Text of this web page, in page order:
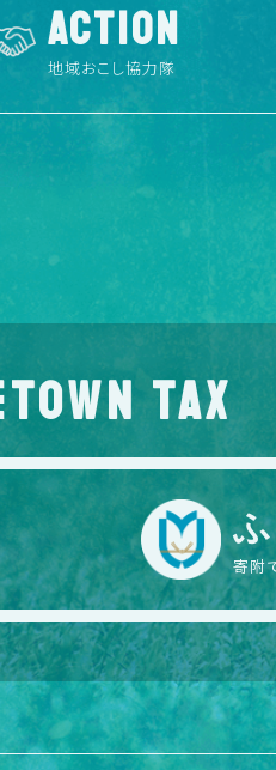
ACTION
地域おこし協力隊
TAX
寄附